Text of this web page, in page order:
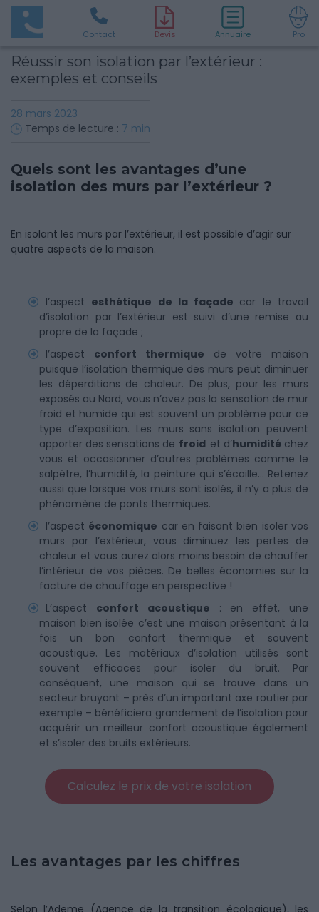
Contact Devis Annuaire Pro
Réussir son isolation par l’extérieur :
exemples et conseils
28 mars 2023
Temps de lecture : 7 min
Quels sont les avantages d’une
isolation des murs par l’extérieur ?
En isolant les murs par l’extérieur, il est possible d’agir sur
quatre aspects de la maison.
l’aspect esthétique de la façade car le travail
d’isolation par l’extérieur est suivi d’une remise au
propre de la façade ;
l’aspect confort thermique de votre maison
puisque l’isolation thermique des murs peut diminuer
les déperditions de chaleur. De plus, pour les murs
exposés au Nord, vous n’avez pas la sensation de mur
froid et humide qui est souvent un problème pour ce
type d’exposition. Les murs sans isolation peuvent
apporter des sensations de froid et d’humiditéchez
vous et occasionner d’autres problèmes comme le
salpêtre, l’humidité, la peinture qui s’écaille… Retenez
aussi que lorsque vos murs sont isolés, il n’y a plus de
phénomène de ponts thermiques.
l’aspect économique car en faisant bien isoler vos
murs par l’extérieur, vous diminuez les pertes de
chaleur et vous aurez alors moins besoin de chauffer
l’intérieur de vos pièces. De belles économies sur la
facture de chauffage en perspective !
L’aspect confort acoustique : en effet, une
maison bien isolée c’est une maison présentant à la
fois un bon confort thermique et souvent
acoustique. Les matériaux d’isolation utilisés sont
souvent efficaces pour isoler du bruit. Par
conséquent, une maison qui se trouve dans un
secteur bruyant – près d’un important axe routier par
exemple – bénéficiera grandement de l’isolation pour
acquérir un meilleur confort acoustique également
et s’isoler des bruits extérieurs.
Calculez le prix de votre isolation
Les avantages par les chiffres
Selon l’Ademe (Agence de la transition écologique), les